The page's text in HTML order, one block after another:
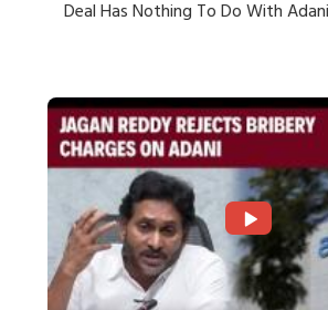
Deal Has Nothing To Do With